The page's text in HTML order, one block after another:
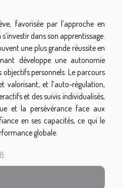
favorisée par l’approche en
dans son apprentissage.
une plus grande réussite en
développe une autonomie
personnels. Le parcours
valorisant, et l’auto-régulation,
et des suivis individualisés,
et la persévérance face aux
en ses capacités, ce qui le
globale.